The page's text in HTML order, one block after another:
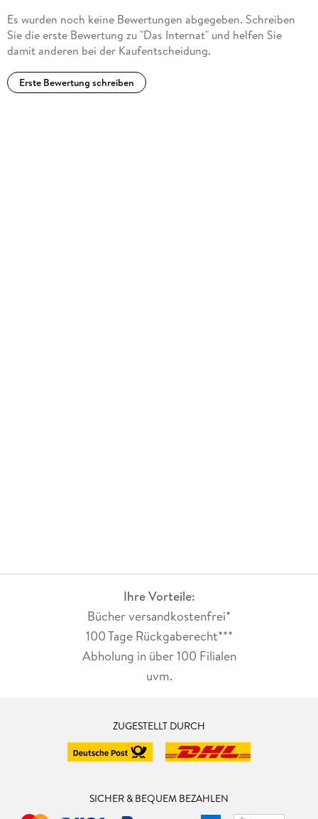
Es wurden noch keine Bewertungen abgegeben. Schreiben
Sie die erste Bewertung zu "Das Internat" und helfen Sie
damit anderen bei der Kaufentscheidung.
Erste Bewertung schreiben
Ihre Vorteile:
Bücher versandkostenfrei*
100 Tage Rückgaberecht***
Abholung in über 100 Filialen
uvm.
ZUGESTELLT DURCH
SICHER & BEQUEM BEZAHLEN